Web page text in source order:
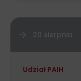
20 sierpnia
Udział PAIH